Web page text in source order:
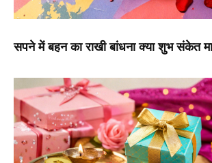
सपने में बहन का राखी बांधना क्या शुभ संकेत